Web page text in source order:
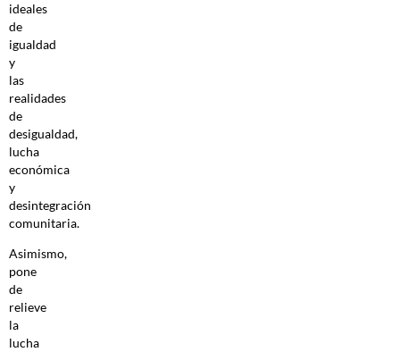
ideales
de
igualdad
y
las
realidades
de
desigualdad,
lucha
económica
y
desintegración
comunitaria.
Asimismo,
pone
de
relieve
la
lucha